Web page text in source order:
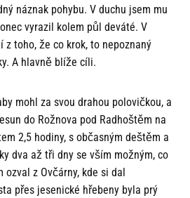
náznak pohybu. V duchu jsem mu
vyrazil kolem půl deváté. V
z toho, že co krok, to nepoznaný
A hlavně blíže cíli.
mohl za svou drahou polovičkou, a
do Rožnova pod Radhoštěm na
2,5 hodiny, s občasným deštěm a
dva až tři dny se vším možným, co
z Ovčárny, kde si dal
přes jesenické hřebeny byla prý